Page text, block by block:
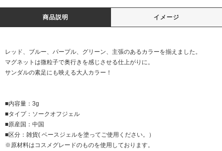
商品説明 イメージ
レッド、ブルー、パープル、グリーン、主張のあるカラーを揃えました。
マグネットは微粒子で奥行きを感じさせる仕上がりに。
サンダルの素足にも映える大人カラー！
■内容量：3g
■タイプ：ソークオフジェル
■原産国：中国
■区分：雑貨( ベースジェルを塗ってご使用ください。）
※原材料はコスメグレードのものを使用しております。